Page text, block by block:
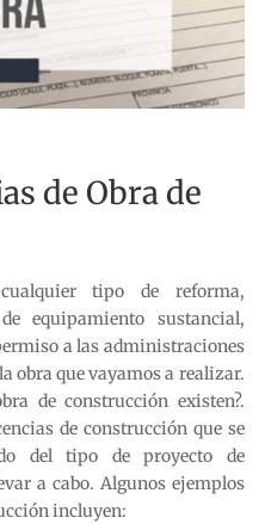
de Obra de
tipo de reforma,
equipamiento sustancial,
a las administraciones
obra que vayamos a realizar.
de construcción existen?.
de construcción que se
del tipo de proyecto de
a cabo. Algunos ejemplos
incluyen: